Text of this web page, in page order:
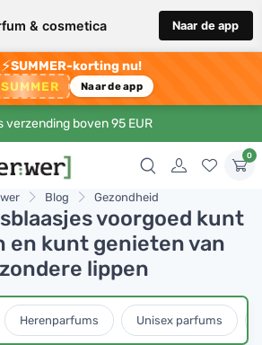
& cosmetica Naar de app
⚡SUMMER-korting nu!
SUMMER Naar de app
verzending boven 95 EUR
0
Blog Gezondheid
voorgoed kunt
en kunt genieten van
lippen
Herenparfums Unisex parfums